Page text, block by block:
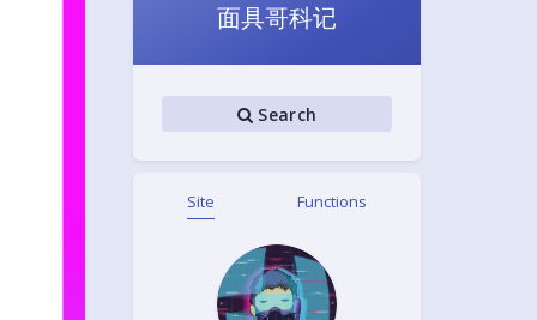
面具哥科记
Search
Site Functions